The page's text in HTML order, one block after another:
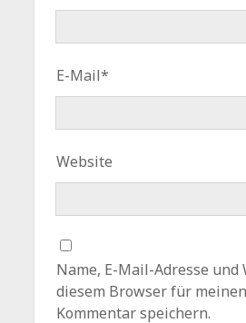
E-Mail*
Website
Name, E-Mail-Adresse und
diesem Browser für
Kommentar speichern.